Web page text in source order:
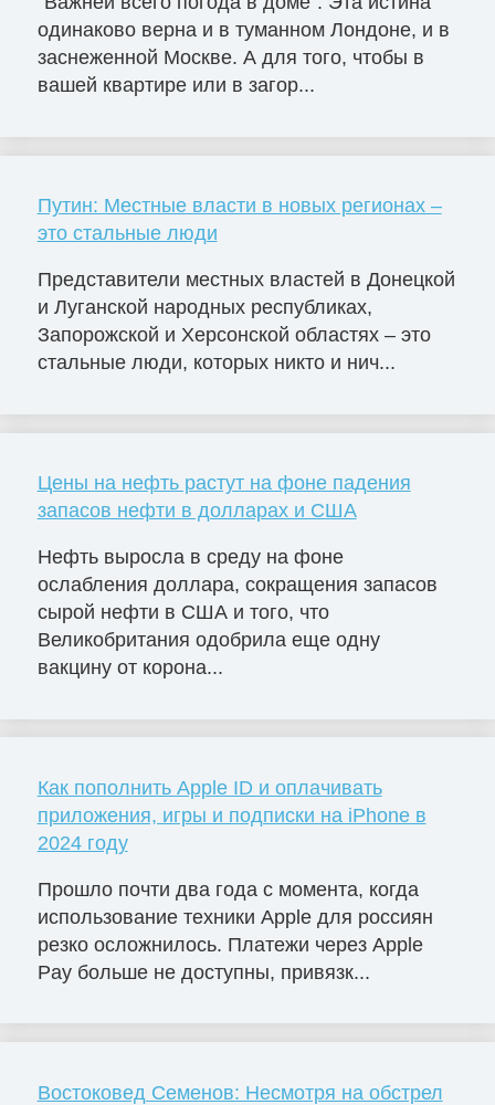
одинаково верна и в туманном Лондоне, и в
заснеженной Москве. А для того, чтобы в
вашей квартире или в загор...
Путин: Местные власти в новых регионах –
это стальные люди
Представители местных властей в Донецкой
и Луганской народных республиках,
Запорожской и Херсонской областях – это
стальные люди, которых никто и нич...
Цены на нефть растут на фоне падения
запасов нефти в долларах и США
Нефть выросла в среду на фоне
ослабления доллара, сокращения запасов
сырой нефти в США и того, что
Великобритания одобрила еще одну
вакцину от корона...
Как пополнить Apple ID и оплачивать
приложения, игры и подписки на iPhone в
2024 году
Прошло почти два года с момента, когда
использование техники Apple для россиян
резко осложнилось. Платежи через Apple
Pay больше не доступны, привязк...
Востоковед Семенов: Несмотря на обстрел